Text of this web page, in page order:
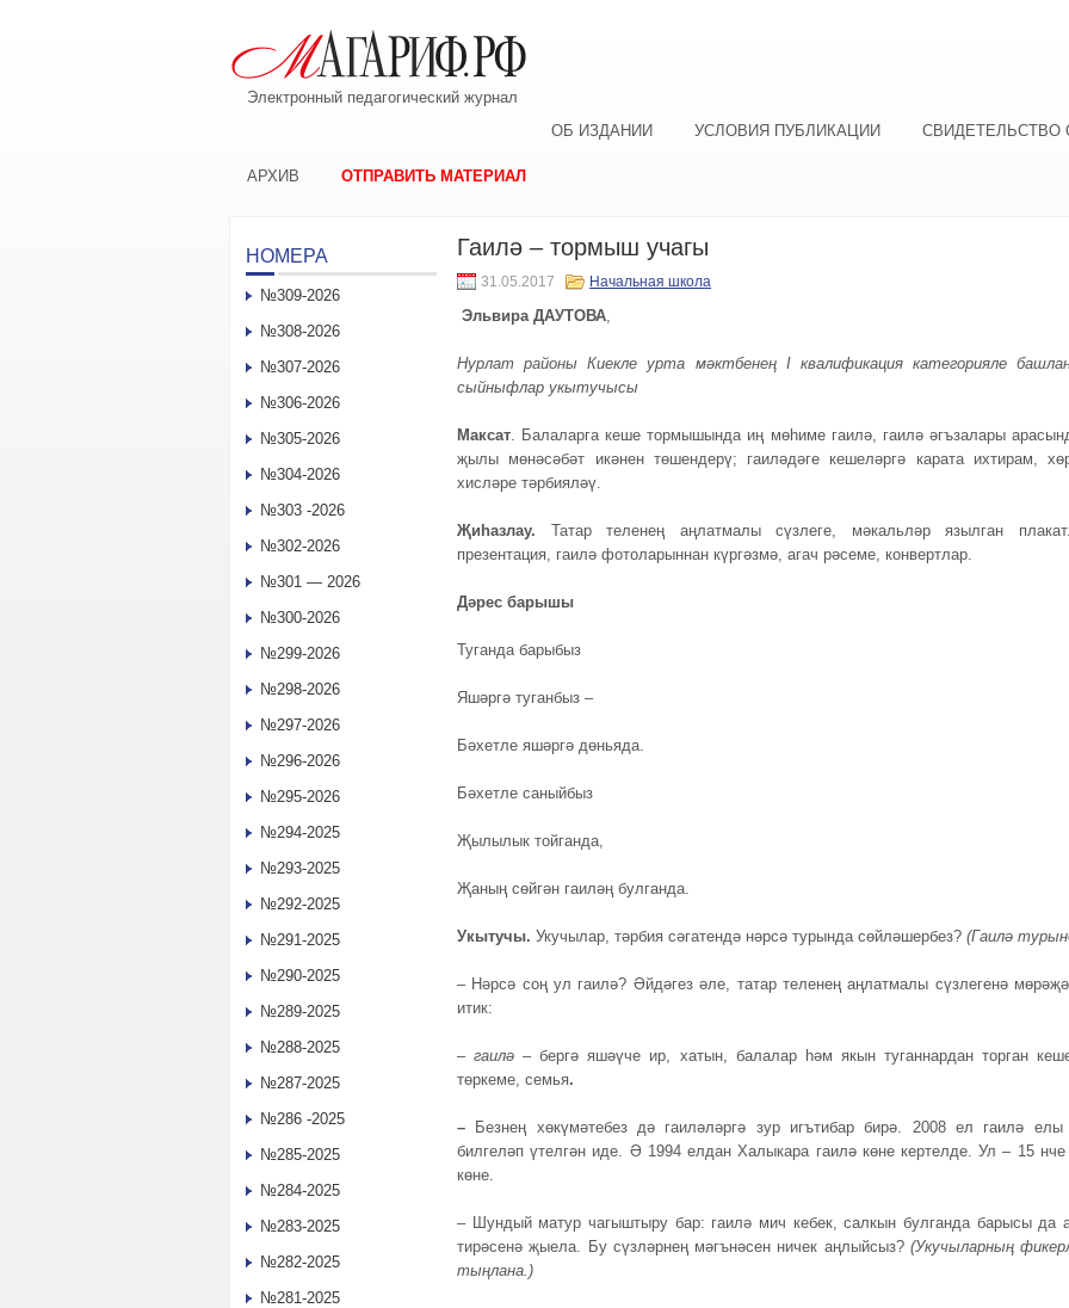
Электронный педагогический журнал
ОБ ИЗДАНИИ
УСЛОВИЯ ПУБЛИКАЦИИ СВИДЕТЕЛЬСТВО
АРХИВ ОТПРАВИТЬ МАТЕРИАЛ
Гаилә – тормыш учагы
31.05.2017 Начальная школа
Эльвира ДАУТОВА,
Нурлат районы Киекле урта мәктбенең I квалификация категорияле
сыйныфлар укытучысы
Максат. Балаларга кеше тормышында иң мөһиме гаилә, гаилә әгъзалары
җылы мөнәсәбәт икәнен төшендерү; гаиләдәге кешеләргә карата ихтирам,
хисләре тәрбияләү.
Җиһазлау. Татар теленең аңлатмалы сүзлеге, мәкальләр язылган
презентация, гаилә фотоларыннан күргәзмә, агач рәсеме, конвертлар.
Дәрес барышы
Туганда барыбыз
Яшәргә туганбыз –
Бәхетле яшәргә дөньяда.
Бәхетле саныйбыз
Җылылык тойганда,
Җаның сөйгән гаиләң булганда.
Укытучы. Укучылар, тәрбия сәгатендә нәрсә турында сөйләшербез? (Гаилә
– Нәрсә соң ул гаилә? Әйдәгез әле, татар теленең аңлатмалы сүзлегенә
итик:
–гаилә –бергә яшәүче ир, хатын, балалар һәм якын туганнардан торган
төркеме, семья.
–
Безнең хөкүмәтебез дә гаиләләргә зур игътибар бирә. 2008 ел гаилә
билгеләп үтелгән иде. Ә 1994 елдан Халыкара гаилә көне кертелде. Ул – 15
көне.
– Шундый матур чагыштыру бар: гаилә мич кебек, салкын булганда барысы да
тирәсенә җыела. Бу сүзләрнең мәгънәсен ничек аңлыйсыз? (Укучыларның
тыңлана.)
НОМЕРА
№309-2026
№308-2026
№307-2026
№306-2026
№305-2026
№304-2026
№303 -2026
№302-2026
№301 — 2026
№300-2026
№299-2026
№298-2026
№297-2026
№296-2026
№295-2026
№294-2025
№293-2025
№292-2025
№291-2025
№290-2025
№289-2025
№288-2025
№287-2025
№286 -2025
№285-2025
№284-2025
№283-2025
№282-2025
№281-2025